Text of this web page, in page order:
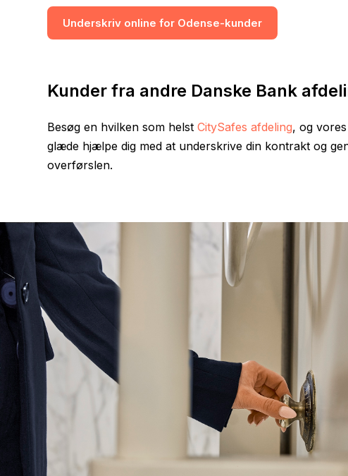
Underskriv online for Odense-kunder
Kunder fra andre Danske Bank
Besøg en hvilken som helstCitySafes afdeling, og
glæde hjælpe dig med at underskrive din kontrakt og
overførslen.